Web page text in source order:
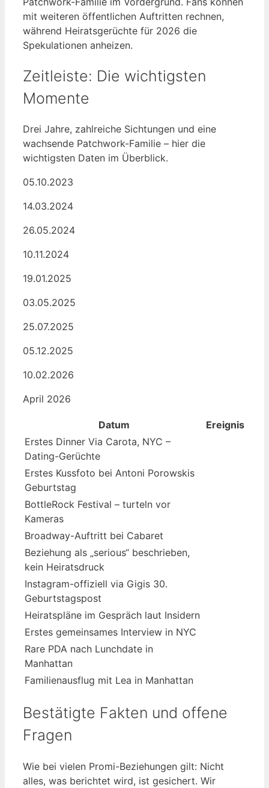
mit weiteren öffentlichen Auftritten rechnen,
während Heiratsgerüchte für 2026 die
Spekulationen anheizen.
Zeitleiste: Die wichtigsten
Momente
Drei Jahre, zahlreiche Sichtungen und eine
wachsende Patchwork-Familie – hier die
wichtigsten Daten im Überblick.
05.10.2023
14.03.2024
26.05.2024
10.11.2024
19.01.2025
03.05.2025
25.07.2025
05.12.2025
10.02.2026
April 2026
Datum
Ereignis
Erstes Dinner Via Carota, NYC –
Dating-Gerüchte
Erstes Kussfoto bei Antoni Porowskis
Geburtstag
BottleRock Festival – turteln vor
Kameras
Broadway-Auftritt bei Cabaret
Beziehung als „serious“ beschrieben,
kein Heiratsdruck
Instagram-offiziell via Gigis 30.
Geburtstagspost
Heiratspläne im Gespräch laut Insidern
Erstes gemeinsames Interview in NYC
Rare PDA nach Lunchdate in
Manhattan
Familienausflug mit Lea in Manhattan
Bestätigte Fakten und offene
Fragen
Wie bei vielen Promi-Beziehungen gilt: Nicht
alles, was berichtet wird, ist gesichert. Wir